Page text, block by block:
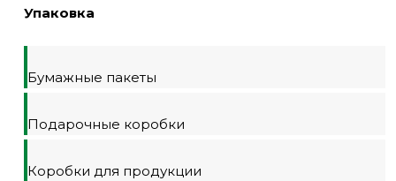
Упаковка
Бумажные пакеты
Подарочные коробки
Коробки для продукции